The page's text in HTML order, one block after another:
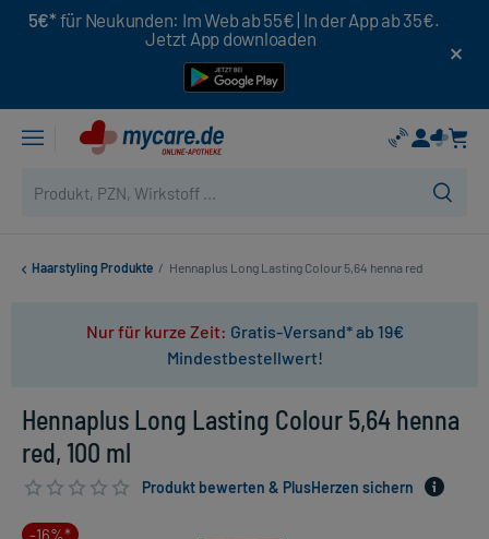
5€* für Neukunden: Im Web ab 55€ | In der App ab 35€.
Jetzt App downloaden
Haarstyling Produkte / Hennaplus Long Lasting Colour 5,64 henna red
Nur für kurze Zeit: Gratis-Versand* ab 19€
Mindestbestellwert!
Hennaplus Long Lasting Colour 5,64 henna
red, 100 ml
Produkt bewerten & PlusHerzen sichern
-16%*